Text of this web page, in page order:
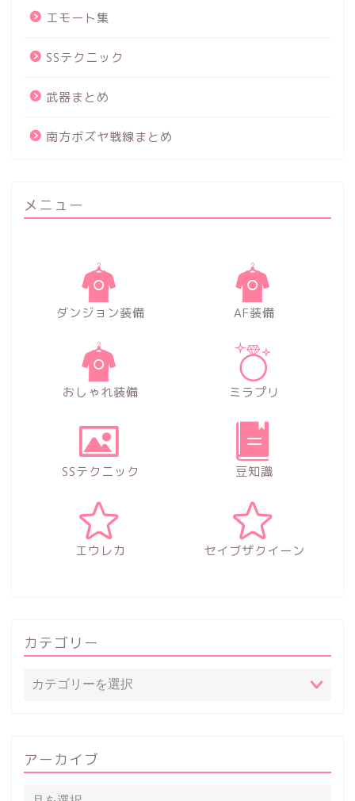
エモート集
SSテクニック
武器まとめ
南方ボズヤ戦線まとめ
メニュー
ダンジョン装備 AF装備
おしゃれ装備 ミラプリ
SSテクニック 豆知識
エウレカ セイブザクイーン
カテゴリー
アーカイブ